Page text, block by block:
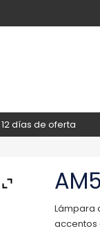
12 días de oferta
Lámpara
accentos